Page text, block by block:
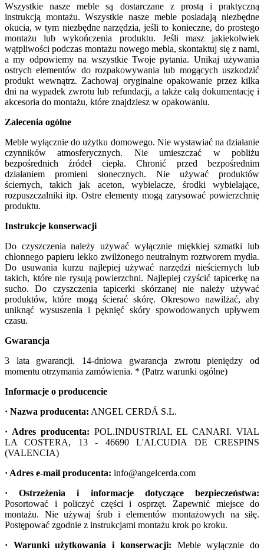
Wszystkie nasze meble są dostarczane z prostą i praktyczną
instrukcją montażu. Wszystkie nasze meble posiadają niezbędne
okucia, w tym niezbędne narzędzia, jeśli to konieczne, do prostego
montażu lub wykończenia produktu. Jeśli masz jakiekolwiek
wątpliwości podczas montażu nowego mebla, skontaktuj się z nami,
a my odpowiemy na wszystkie Twoje pytania. Unikaj używania
ostrych elementów do rozpakowywania lub mogących uszkodzić
produkt wewnątrz. Zachowaj oryginalne opakowanie przez kilka
dni na wypadek zwrotu lub refundacji, a także całą dokumentację i
akcesoria do montażu, które znajdziesz w opakowaniu.
Zalecenia ogólne
Meble wyłącznie do użytku domowego. Nie wystawiać na działanie
czynników atmosferycznych. Nie umieszczać w pobliżu
bezpośrednich źródeł ciepła. Chronić przed bezpośrednim
działaniem promieni słonecznych. Nie używać produktów
ściernych, takich jak aceton, wybielacze, środki wybielające,
rozpuszczalniki itp. Ostre elementy mogą zarysować powierzchnię
produktu.
Instrukcje konserwacji
Do czyszczenia należy używać wyłącznie miękkiej szmatki lub
chłonnego papieru lekko zwilżonego neutralnym roztworem mydła.
Do usuwania kurzu najlepiej używać narzędzi nieściernych lub
takich, które nie rysują powierzchni. Najlepiej czyścić tapicerkę na
sucho. Do czyszczenia tapicerki skórzanej nie należy używać
produktów, które mogą ścierać skórę. Okresowo nawilżać, aby
uniknąć wysuszenia i pęknięć skóry spowodowanych upływem
czasu.
Gwarancja
3 lata gwarancji. 14-dniowa gwarancja zwrotu pieniędzy od
momentu otrzymania zamówienia. * (Patrz warunki ogólne)
Informacje o producencie
· Nazwa producenta: ANGEL CERDÁ S.L.
· Adres producenta: POL.INDUSTRIAL EL CANARI. VIAL
LA COSTERA, 13 - 46690 L'ALCUDIA DE CRESPINS
(VALENCIA)
· Adres e-mail producenta: info@angelcerda.com
· Ostrzeżenia i informacje dotyczące bezpieczeństwa:
Posortować i policzyć części i osprzęt. Zapewnić miejsce do
montażu. Nie używaj śrub i elementów montażowych na siłę.
Postępować zgodnie z instrukcjami montażu krok po kroku.
· Warunki użytkowania i konserwacji: Meble wyłącznie do